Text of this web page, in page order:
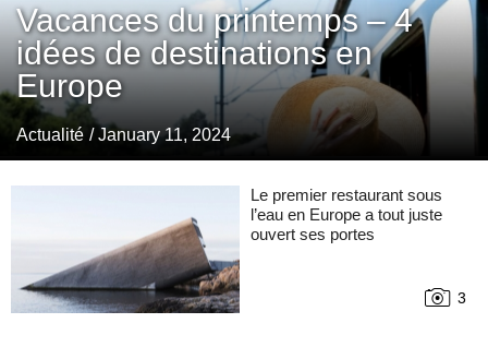
Vacances du printemps – 4
idées de destinations en
Europe
Actualité / January 11, 2024
Le premier restaurant sous
l’eau en Europe a tout juste
ouvert ses portes
3